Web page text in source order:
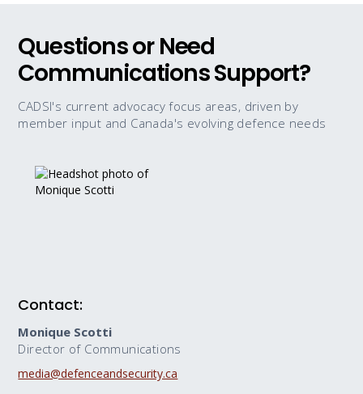
Questions or Need
Communications Support?
CADSI's current advocacy focus areas, driven by
member input and Canada's evolving defence needs
Contact:
Monique Scotti
Director of Communications
media@defenceandsecurity.ca